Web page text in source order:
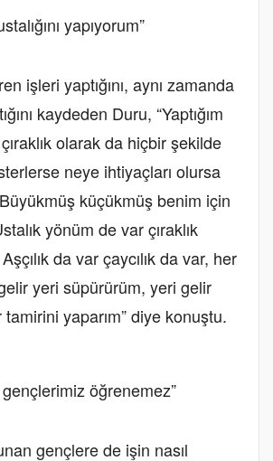
yapıyorum”
işleri yaptığını, aynı zamanda
kaydeden Duru, “Yaptığım
olarak da hiçbir şekilde
neye ihtiyaçları olursa
küçükmüş benim için
yönüm de var çıraklık
da var çaycılık da var, her
yeri süpürürüm, yeri gelir
tamirini yaparım” diye konuştu.
öğrenemez”
gençlere de işin nasıl